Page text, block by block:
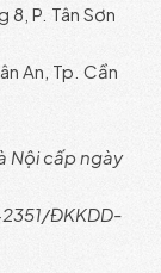
8, P. Tân Sơn
An, Tp. Cần
Nội cấp ngày
ĐKKDD-